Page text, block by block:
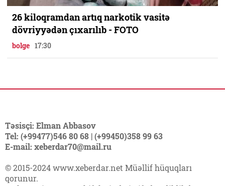
26 kiloqramdan artıq narkotik vasitə
dövriyyədən çıxarılıb - FOTO
bolge 17:30
Təsisçi: Elman Abbasov
Tel: (+99477)546 80 68 | (+99450)358 99 63
E-mail: xeberdar70@mail.ru
© 2015-2024 www.xeberdar.net Müəllif hüquqları
qorunur.